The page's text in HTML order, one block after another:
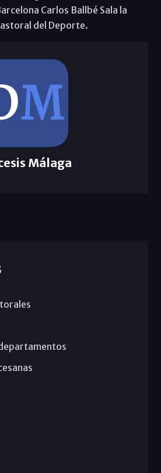
Carlos Ballbé Sala la
del Deporte.
Málaga